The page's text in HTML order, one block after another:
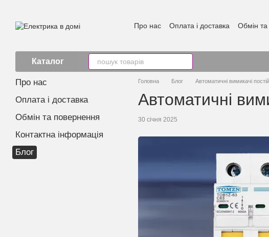
Про нас Оплата і доставка Обмін
Каталог
Головна Блог Автоматичні вимикачі
Автоматичні
30 січня 2025
Про нас
Оплата і доставка
Обмін та повернення
Контактна інформація
Блог